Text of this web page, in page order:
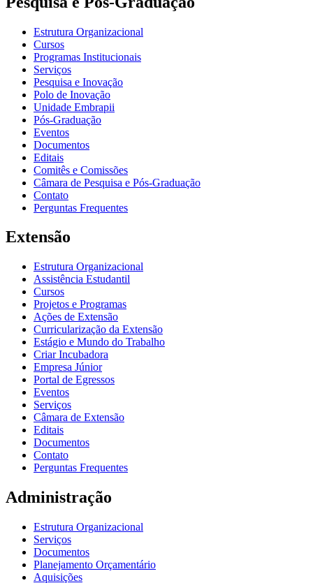
Estrutura Organizacional
Cursos
Programas Institucionais
Serviços
Pesquisa e Inovação
Polo de Inovação
Unidade Embrapii
Pós-Graduação
Eventos
Documentos
Editais
Comitês e Comissões
Câmara de Pesquisa e Pós-Graduação
Contato
Perguntas Frequentes
Extensão
Estrutura Organizacional
Assistência Estudantil
Cursos
Projetos e Programas
Ações de Extensão
Curricularização da Extensão
Estágio e Mundo do Trabalho
Criar Incubadora
Empresa Júnior
Portal de Egressos
Eventos
Serviços
Câmara de Extensão
Editais
Documentos
Contato
Perguntas Frequentes
Administração
Estrutura Organizacional
Serviços
Documentos
Planejamento Orçamentário
Aquisições